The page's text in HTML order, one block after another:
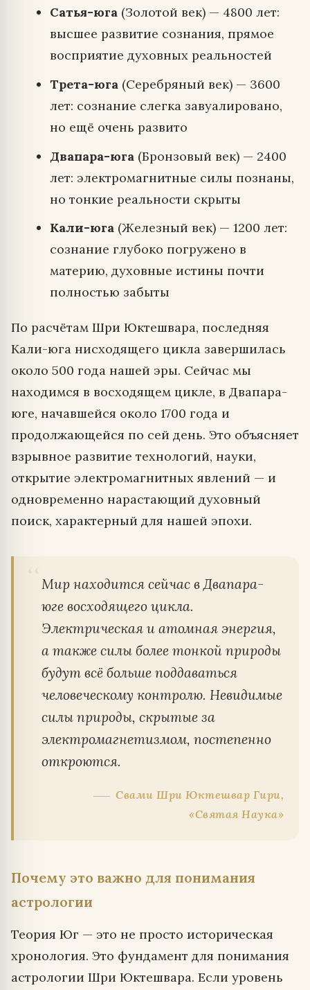
Сатья-юга(Золотой век) — 4800 лет:
высшее развитие сознания, прямое
восприятие духовных реальностей
Трета-юга(Серебряный век) — 3600
лет: сознание слегка завуалировано,
но ещё очень развито
Двапара-юга (Бронзовый век) — 2400
лет: электромагнитные силы познаны,
но тонкие реальности скрыты
Кали-юга(Железный век) — 1200 лет:
сознание глубоко погружено в
материю, духовные истины почти
полностью забыты
По расчётам Шри Юктешвара, последняя
Кали-юга нисходящего цикла завершилась
около 500 года нашей эры. Сейчас мы
находимся в восходящем цикле, в Двапара-
юге, начавшейся около 1700 года и
продолжающейся по сей день. Это объясняет
взрывное развитие технологий, науки,
открытие электромагнитных явлений — и
одновременно нарастающий духовный
поиск, характерный для нашей эпохи.
Мир находится сейчас в Двапара-
юге восходящего цикла.
Электрическая и атомная энергия,
а также силы более тонкой природы
будут всё больше поддаваться
человеческому контролю. Невидимые
силы природы, скрытые за
электромагнетизмом, постепенно
откроются.
Свами Шри Юктешвар Гири,
«Святая Наука»
Почему это важно для понимания
астрологии
Теория Юг — это не просто историческая
хронология. Это фундамент для понимания
астрологии Шри Юктешвара. Если уровень